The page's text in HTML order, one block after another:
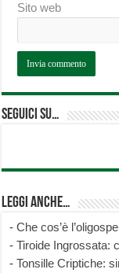
Sito web
Seguici su…
Leggi anche…
-Che cos’è
-Tiroide Ingrossata:
-Tonsille Criptiche: